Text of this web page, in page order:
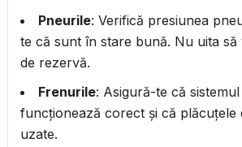
Pneurile: Verifică presiunea
te că sunt în stare bună. Nu uita să
de rezervă.
Frenurile: Asigură-te că
funcționează corect și că
uzate.